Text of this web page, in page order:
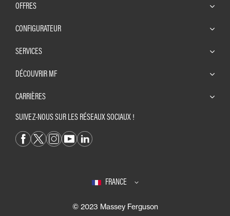
OFFRES
CONFIGURATEUR
SERVICES
DÉCOUVRIR MF
CARRIÈRES
SUIVEZ-NOUS SUR LES RÉSEAUX SOCIAUX !
FRANCE
© 2023 Massey Ferguson